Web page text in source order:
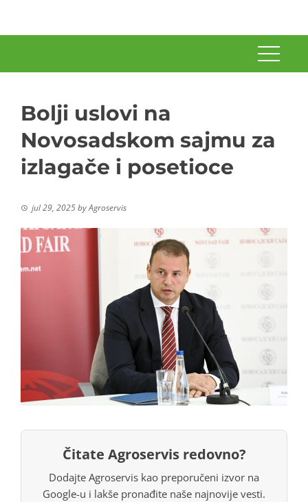
Bolji uslovi na
Novosadskom sajmu za
izlagače i posetioce
jul 29, 2025byAgroservis
Čitate Agroservis redovno?
Dodajte Agroservis kao preporučeni izvor na
Google-u i lakše pronađite naše najnovije vesti.